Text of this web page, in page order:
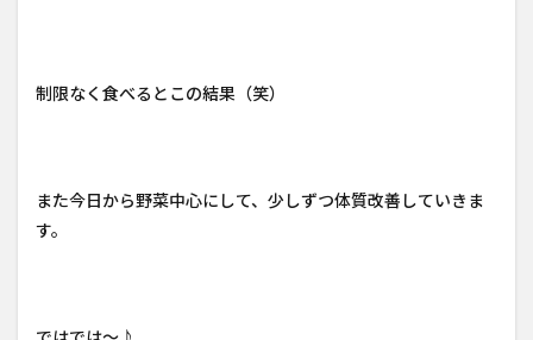
制限なく食べるとこの結果（笑）
また今日から野菜中心にして、少しずつ体質改善していきま
す。